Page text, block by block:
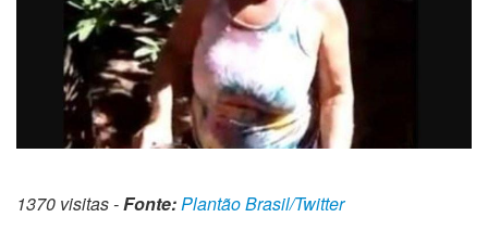
1370 visitas -Fonte: Plantão Brasil/Twitter